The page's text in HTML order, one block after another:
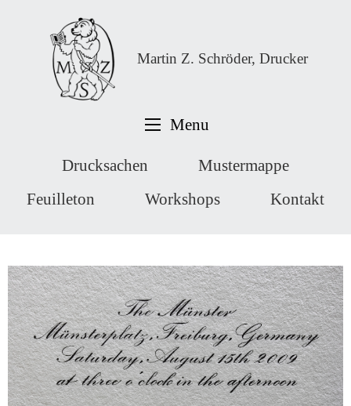
Martin Z. Schröder, Drucker
Menu
Drucksachen
Mustermappe
Feuilleton
Workshops Kontakt